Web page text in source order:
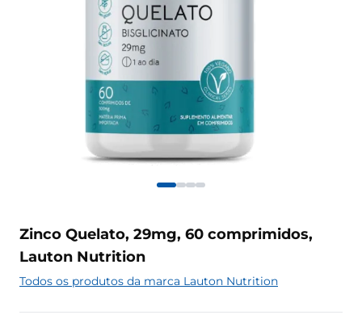
Zinco Quelato, 29mg, 60 comprimidos,
Lauton Nutrition
Todos os produtos da marca Lauton Nutrition